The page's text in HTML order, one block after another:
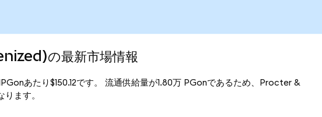
の最新市場情報
あたり$150.12です。 流通供給量が1.80万 PGonであるため、Procter &
ます。